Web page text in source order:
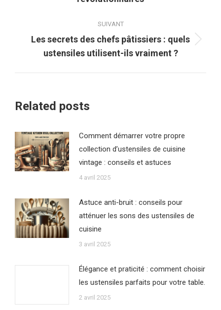
précédent
SUIVANT
Article
suivant
:
Les secrets des chefs pâtissiers : quels
ustensiles utilisent-ils vraiment ?
Related posts
Comment démarrer votre propre
collection d’ustensiles de cuisine
vintage : conseils et astuces
4 avril 2025
Astuce anti-bruit : conseils pour
atténuer les sons des ustensiles de
cuisine
3 avril 2025
Élégance et praticité : comment choisir
les ustensiles parfaits pour votre table.
2 avril 2025